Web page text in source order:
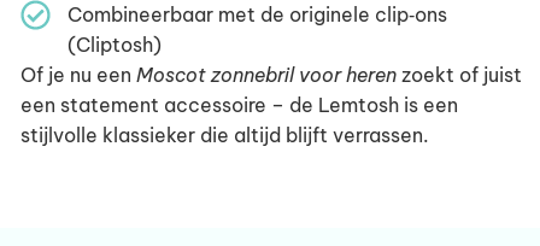
Combineerbaar met de originele clip‑ons
(Cliptosh)
Of je nu een Moscot zonnebril voor heren zoekt of juist
een statement accessoire – de Lemtosh is een
stijlvolle klassieker die altijd blijft verrassen.